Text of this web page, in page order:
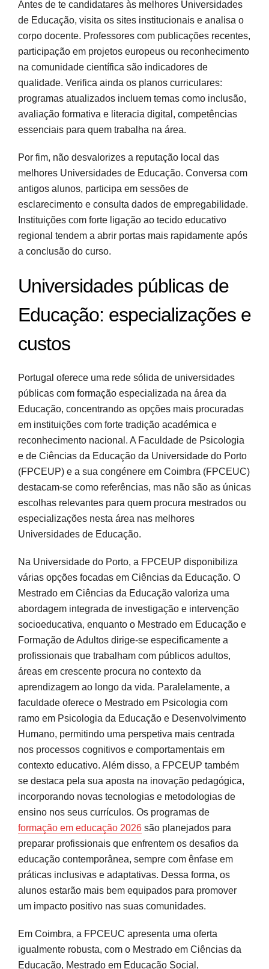
Antes de te candidatares às melhores Universidades
de Educação, visita os sites institucionais e analisa o
corpo docente. Professores com publicações recentes,
participação em projetos europeus ou reconhecimento
na comunidade científica são indicadores de
qualidade. Verifica ainda os planos curriculares:
programas atualizados incluem temas como inclusão,
avaliação formativa e literacia digital, competências
essenciais para quem trabalha na área.
Por fim, não desvalorizes a reputação local das
melhores Universidades de Educação. Conversa com
antigos alunos, participa em sessões de
esclarecimento e consulta dados de empregabilidade.
Instituições com forte ligação ao tecido educativo
regional tendem a abrir portas mais rapidamente após
a conclusão do curso.
Universidades públicas de
Educação: especializações e
custos
Portugal oferece uma rede sólida de universidades
públicas com formação especializada na área da
Educação, concentrando as opções mais procuradas
em instituições com forte tradição académica e
reconhecimento nacional. A Faculdade de Psicologia
e de Ciências da Educação da Universidade do Porto
(FPCEUP) e a sua congénere em Coimbra (FPCEUC)
destacam-se como referências, mas não são as únicas
escolhas relevantes para quem procura mestrados ou
especializações nesta área nas melhores
Universidades de Educação.
Na Universidade do Porto, a FPCEUP disponibiliza
várias opções focadas em Ciências da Educação. O
Mestrado em Ciências da Educação valoriza uma
abordagem integrada de investigação e intervenção
socioeducativa, enquanto o Mestrado em Educação e
Formação de Adultos dirige-se especificamente a
profissionais que trabalham com públicos adultos,
áreas em crescente procura no contexto da
aprendizagem ao longo da vida. Paralelamente, a
faculdade oferece o Mestrado em Psicologia com
ramo em Psicologia da Educação e Desenvolvimento
Humano, permitindo uma perspetiva mais centrada
nos processos cognitivos e comportamentais em
contexto educativo. Além disso, a FPCEUP também
se destaca pela sua aposta na inovação pedagógica,
incorporando novas tecnologias e metodologias de
ensino nos seus currículos. Os programas de
formação em educação 2026 são planejados para
preparar profissionais que enfrentem os desafios da
educação contemporânea, sempre com ênfase em
práticas inclusivas e adaptativas. Dessa forma, os
alunos estarão mais bem equipados para promover
um impacto positivo nas suas comunidades.
Em Coimbra, a FPCEUC apresenta uma oferta
igualmente robusta, com o Mestrado em Ciências da
Educação, Mestrado em Educação Social,